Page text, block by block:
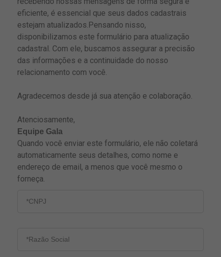
eficiente, é essencial que seus dados cadastrais
estejam atualizados.Pensando nisso,
disponibilizamos este formulário para atualização
cadastral. Com ele, buscamos assegurar a precisão
das informações e a continuidade do nosso
relacionamento com você.
Agradecemos desde já sua atenção e colaboração.
Atenciosamente,
Equipe Gala
Quando você enviar este formulário, ele não coletará
automaticamente seus detalhes, como nome e
endereço de email, a menos que você mesmo o
forneça.